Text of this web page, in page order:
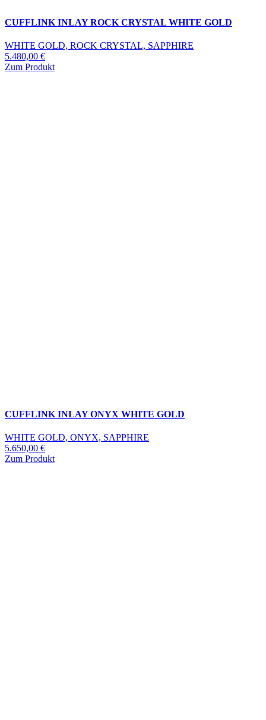
CUFFLINK INLAY ROCK CRYSTAL WHITE GOLD
WHITE GOLD, ROCK CRYSTAL, SAPPHIRE
5.480,00 €
Zum Produkt
CUFFLINK INLAY ONYX WHITE GOLD
WHITE GOLD, ONYX, SAPPHIRE
5.650,00 €
Zum Produkt